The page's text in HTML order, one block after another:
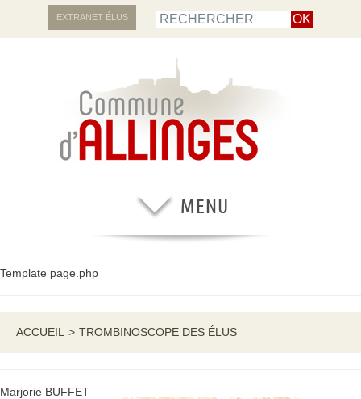
EXTRANET ÉLUS
Template page.php
ACCUEIL > TROMBINOSCOPE DES ÉLUS
Marjorie BUFFET